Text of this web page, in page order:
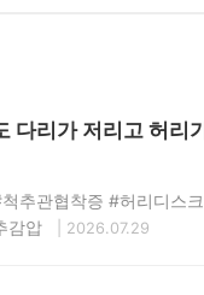
다리가 저리고 허리
추관협착증 #허리디스
감압
| 2026.07.29